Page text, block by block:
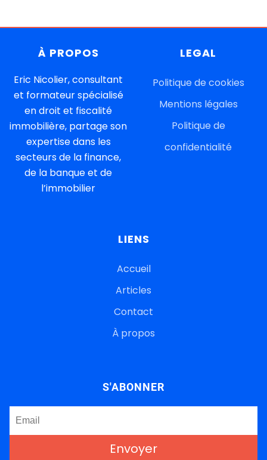
À PROPOS
Eric Nicolier, consultant
et formateur spécialisé
en droit et fiscalité
immobilière, partage son
expertise dans les
secteurs de la finance,
de la banque et de
l’immobilier
LEGAL
Politique de cookies
Mentions légales
Politique de
confidentialité
LIENS
Accueil
Articles
Contact
À propos
S'ABONNER
Envoyer